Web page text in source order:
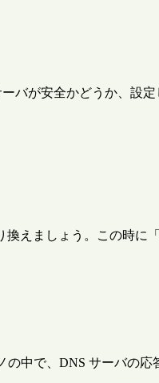
バが安全かどうか、設
えましょう。この時
中で、DNS サーバの応